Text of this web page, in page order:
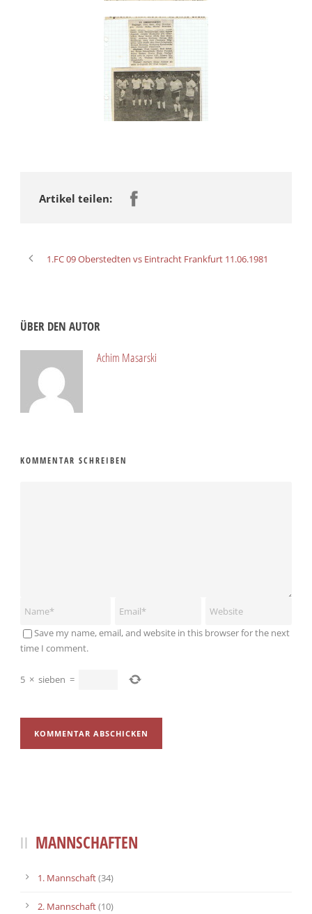
Artikel teilen:
1.FC 09 Oberstedten vs Eintracht Frankfurt 11.06.1981
ÜBER DEN AUTOR
Achim Masarski
KOMMENTAR SCHREIBEN
Save my name, email, and website in this browser for the next
time I comment.
5 × sieben =
MANNSCHAFTEN
1. Mannschaft(34)
2. Mannschaft(10)